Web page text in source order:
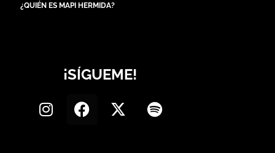
¿QUIÉN ES MAPI HERMIDA?
¡SÍGUEME!